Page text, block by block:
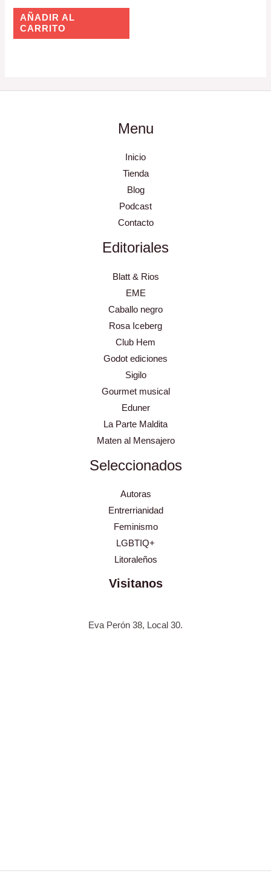
AÑADIR AL
CARRITO
Menu
Inicio
Tienda
Blog
Podcast
Contacto
Editoriales
Blatt & Rios
EME
Caballo negro
Rosa Iceberg
Club Hem
Godot ediciones
Sigilo
Gourmet musical
Eduner
La Parte Maldita
Maten al Mensajero
Seleccionados
Autoras
Entrerrianidad
Feminismo
LGBTIQ+
Litoraleños
Visitanos
Eva Perón 38, Local 30.